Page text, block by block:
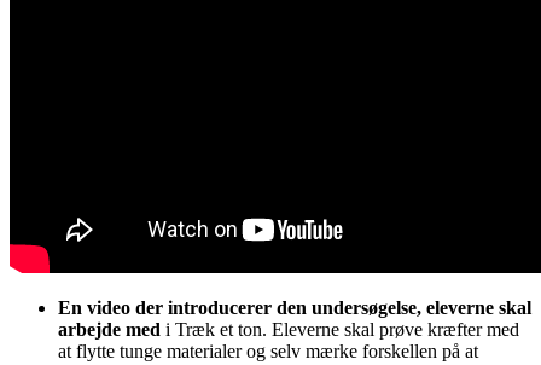
En video der introducerer den undersøgelse, eleverne skal
arbejde med i Træk et ton. Eleverne skal prøve kræfter med
at flytte tunge materialer og selv mærke forskellen på at